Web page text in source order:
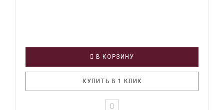
В КОРЗИНУ
КУПИТЬ В 1 КЛИК